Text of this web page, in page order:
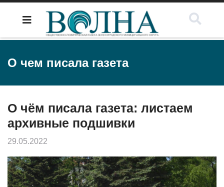
О чем писала газета
О чём писала газета: листаем
архивные подшивки
29.05.2022